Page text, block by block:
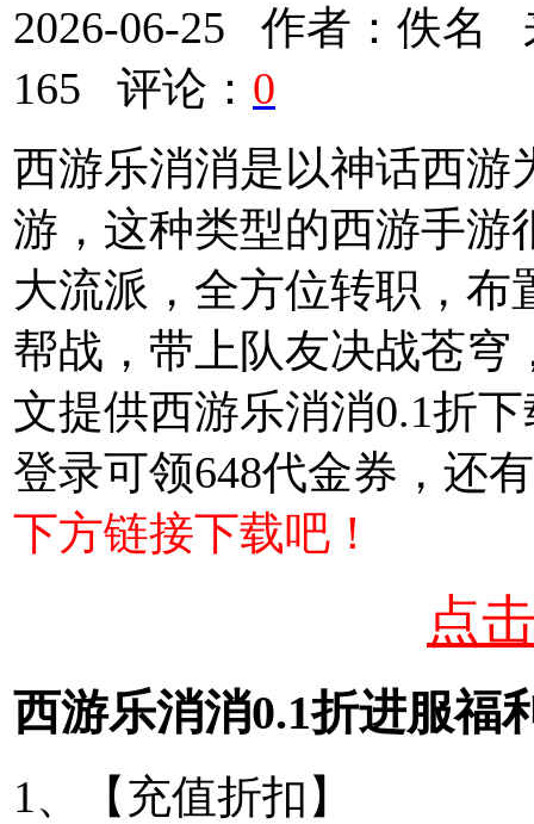
2026-06-25 作者：佚名
165 评论： 0
西游乐消消是以神话西游
游，这种类型的西游手游
大流派，全方位转职，布
帮战，带上队友决战苍穹
文提供西游乐消消0.1折
登录可领648代金券，还
下方链接下载吧！
点
西游乐消消0.1折进服福
1、【充值折扣】